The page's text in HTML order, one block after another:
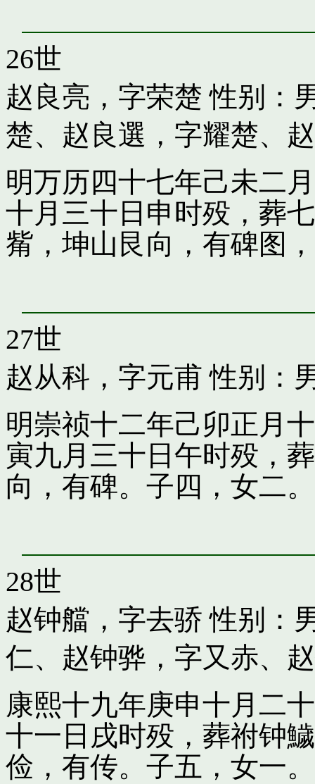
26世
赵良亮，字荣楚 性别：
楚、 赵良選，字耀楚、
明万历四十七年己未二
十月三十日申时殁，葬
觜，坤山艮向，有碑图
27世
赵从科，字元甫 性别：
明崇祯十二年己卯正月
寅九月三十日午时殁，
向，有碑。子四，女二。
28世
赵钟艡，字去骄 性别：
仁、 赵钟骅，字又赤、
康熙十九年庚申十月二
十一日戌时殁，葬祔钟
俭，有传。子五，女一。